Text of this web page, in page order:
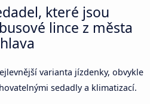
které jsou
lince z města
varianta jízdenky, obvykle
sedadly a klimatizací.